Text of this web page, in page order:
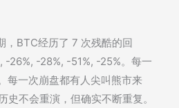
，BTC经历了 7 次残酷的回
-26%, -28%, -51%, -25%。每一
每一次崩盘都有人尖叫熊市来
史不会重演，但确实不断重复。